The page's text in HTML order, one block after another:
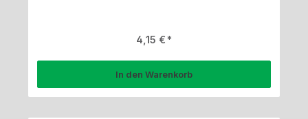
Regulärer Preis:
4,15 €
In den Warenkorb